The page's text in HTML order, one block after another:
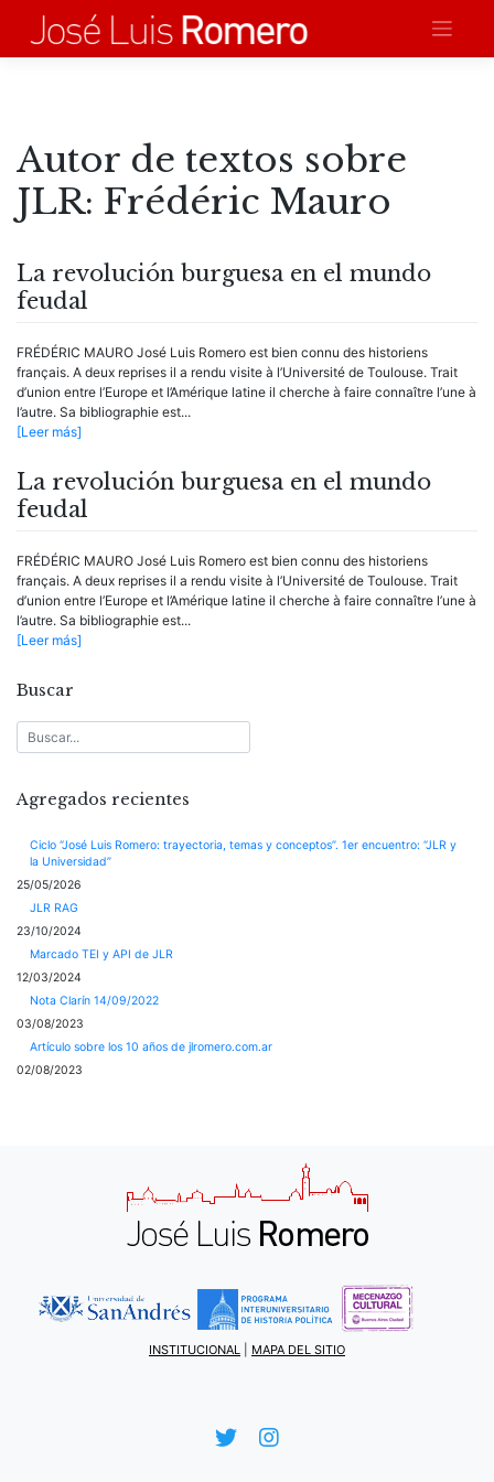
contenido
Autor de textos sobre
JLR: Frédéric Mauro
La revolución burguesa en el mundo
feudal
FRÉDÉRIC MAURO José Luis Romero est bien connu des historiens
français. A deux reprises il a rendu visite à l’Université de Toulouse. Trait
d’union entre l’Europe et l’Amérique latine il cherche à faire connaître l’une à
l’autre. Sa bibliographie est...
[Leer más]
La revolución burguesa en el mundo
feudal
FRÉDÉRIC MAURO José Luis Romero est bien connu des historiens
français. A deux reprises il a rendu visite à l’Université de Toulouse. Trait
d’union entre l’Europe et l’Amérique latine il cherche à faire connaître l’une à
l’autre. Sa bibliographie est...
[Leer más]
Buscar
Agregados recientes
Ciclo “José Luis Romero: trayectoria, temas y conceptos”. 1er encuentro: “JLR y
la Universidad”
25/05/2026
JLR RAG
23/10/2024
Marcado TEI y API de JLR
12/03/2024
Nota Clarín 14/09/2022
03/08/2023
Artículo sobre los 10 años de jlromero.com.ar
02/08/2023
INSTITUCIONAL MAPA DEL SITIO